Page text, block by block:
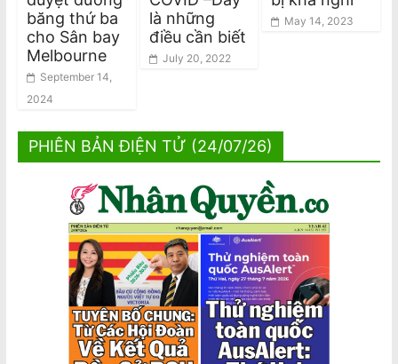
băng thứ ba
cho Sân bay
Melbourne
September 14,
2024
là những
điều cần biết
July 20, 2022
May 14, 2023
PHIÊN BẢN ĐIỆN TỬ (24/07/26)